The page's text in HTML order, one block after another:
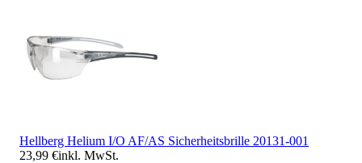
Hellberg Helium I/O AF/AS Sicherheitsbrille 20131-001
23,99 €inkl. MwSt.